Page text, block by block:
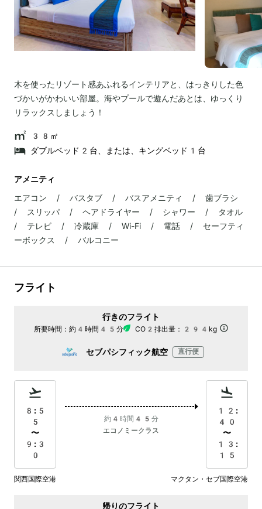
木を使ったリゾート感あふれるインテリアと、はっきりした色
づかいがかわいい部屋。海やプールで遊んだあとは、ゆっくり
リラックスしましょう！
38㎡
ダブルベッド2台、または、キングベッド1台
アメニティ
エアコン / バスタブ / バスアメニティ / 歯ブラシ
/ スリッパ / ヘアドライヤー / シャワー / タオル
/ テレビ / 冷蔵庫 / Wi-Fi / 電話 / セーフティ
ーボックス / バルコニー
フライト
行きのフライト
所要時間： 約4時間45分 CO2排出量： 294kg
セブパシフィック航空 直行便
8:5
5
〜
9:3
0
約4時間45分
エコノミークラス
12:
40
〜
13:
15
関西国際空港 マクタン・セブ国際空港
帰りのフライト